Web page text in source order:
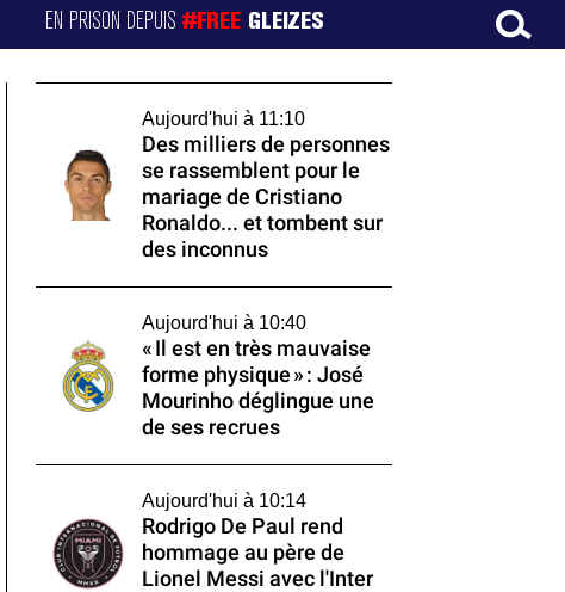
EN PRISON DEPUIS#FREE GLEIZES
Aujourd'hui à 11:10
Des milliers de personnes
se rassemblent pour le
mariage de Cristiano
Ronaldo... et tombent sur
des inconnus
Aujourd'hui à 10:40
« Il est en très mauvaise
forme physique » : José
Mourinho déglingue une
de ses recrues
Aujourd'hui à 10:14
Rodrigo De Paul rend
hommage au père de
Lionel Messi avec l'Inter